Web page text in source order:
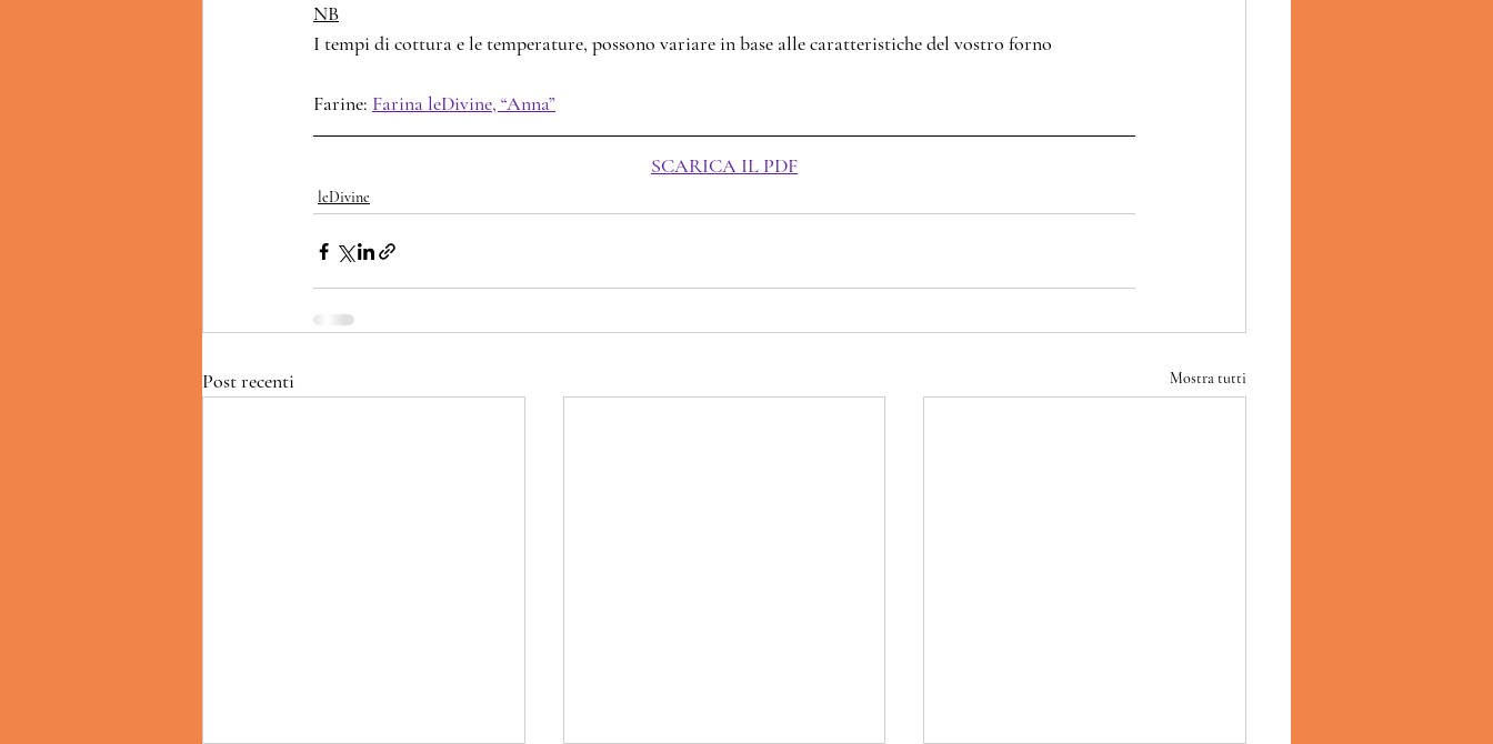
NB
I tempi di cottura e le temperature, possono variare in base alle caratteristiche del vostro forno
Farine: Farina leDivine, “Anna”
SCARICA IL PDF
leDivine
Post recenti Mostra tutti